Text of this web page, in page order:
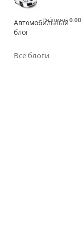
Автомобильный
блог
Рейтинг:0.00
Все блоги